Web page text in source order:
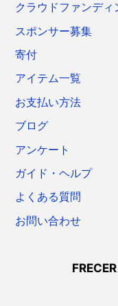
クラウドファンディ
スポンサー募集
寄付
アイテム一覧
お支払い方法
ブログ
アンケート
ガイド・ヘルプ
よくある質問
お問い合わせ